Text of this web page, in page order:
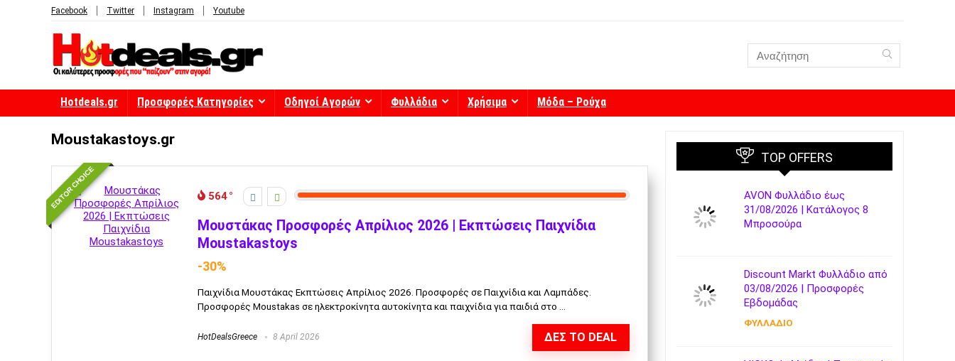
Facebook Twitter Instagram Youtube
Hotdeals.gr Προσφορές Κατηγορίες Οδηγοί Αγορών Φυλλάδια Χρήσιμα Μόδα – Ρούχα
Moustakastoys.gr
EDITOR CHOICE 564
Μουστάκας Προσφορές Απρίλιος 2026 | Εκπτώσεις Παιχνίδια
Moustakastoys
-30%
Παιχνίδια Μουστάκας Εκπτώσεις Απρίλιος 2026. Προσφορές σε Παιχνίδια και Λαμπάδες.
Προσφορές Moustakas σε ηλεκτροκίνητα αυτοκίνητα και παιχνίδια για παιδιά στο ...
HotDealsGreece 8 April 2026 ΔΕΣ ΤΟ DEAL
TOP OFFERS
AVON Φυλλάδιο έως
31/08/2026 | Κατάλογος 8
Μπροσούρα
Discount Markt Φυλλάδιο από
03/08/2026 | Προσφορές
Εβδομάδας
ΦΥΛΛΑΔΙΟ